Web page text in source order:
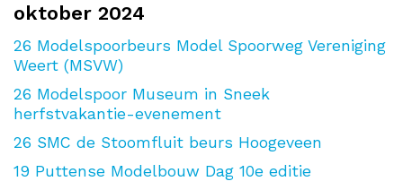
oktober 2024
26 Modelspoorbeurs Model Spoorweg Vereniging
Weert (MSVW)
26 Modelspoor Museum in Sneek
herfstvakantie-evenement
26 SMC de Stoomfluit beurs Hoogeveen
19 Puttense Modelbouw Dag 10e editie